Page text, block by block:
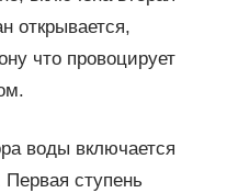
открывается,
что провоцирует
воды включается
Первая ступень